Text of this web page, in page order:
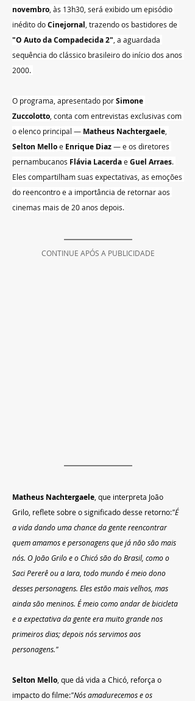
novembro , às 13h30, será exibido um episódio
inédito do Cinejornal , trazendo os bastidores de
"O Auto da Compadecida 2" , a aguardada
sequência do clássico brasileiro do início dos anos
2000.
O programa, apresentado por Simone
Zuccolotto , conta com entrevistas exclusivas com
o elenco principal — Matheus Nachtergaele
Selton Mello e Enrique Diaz — e os diretores
pernambucanos Flávia Lacerda e Guel Arraes.
Eles compartilham suas expectativas, as emoções
do reencontro e a importância de retornar aos
cinemas mais de 20 anos depois.
CONTINUE APÓS A PUBLICIDADE
Matheus Nachtergaele , que interpreta João
Grilo, reflete sobre o significado desse retorno:"É
a vida dando uma chance da gente reencontrar
quem amamos e personagens que já não são mais
nós. O João Grilo e o Chicó são do Brasil, como o
Saci Pererê ou a Iara, todo mundo é meio dono
desses personagens. Eles estão mais velhos, mas
ainda são meninos. É meio como andar de bicicleta
e a expectativa da gente era muito grande nos
primeiros dias; depois nós servimos aos
personagens."
Selton Mello , que dá vida a Chicó, reforça o
impacto do filme:"Nós amadurecemos e os